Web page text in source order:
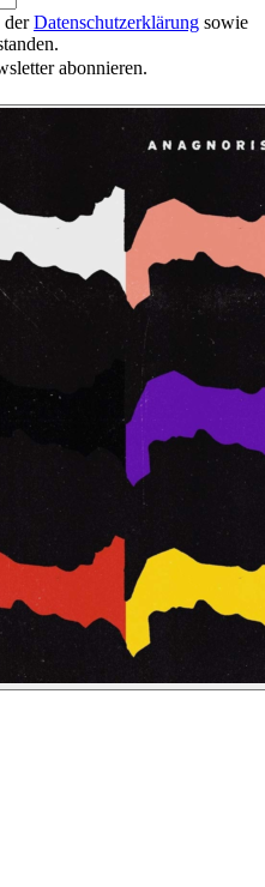
derDatenschutzerklärung sowie
abonnieren.